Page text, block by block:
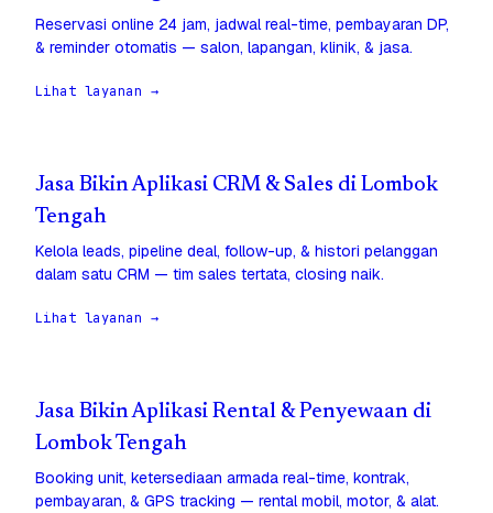
Reservasi online 24 jam, jadwal real-time, pembayaran DP,
& reminder otomatis — salon, lapangan, klinik, & jasa.
Lihat layanan →
Jasa Bikin Aplikasi CRM & Sales di Lombok
Tengah
Kelola leads, pipeline deal, follow-up, & histori pelanggan
dalam satu CRM — tim sales tertata, closing naik.
Lihat layanan →
Jasa Bikin Aplikasi Rental & Penyewaan di
Lombok Tengah
Booking unit, ketersediaan armada real-time, kontrak,
pembayaran, & GPS tracking — rental mobil, motor, & alat.